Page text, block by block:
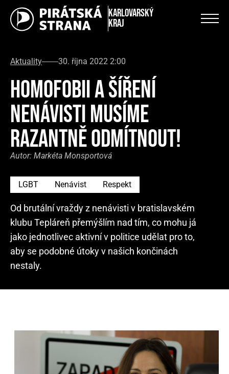
Karlovarský
kraj
Aktuality 30. října 2022 2:00
HOMOFOBII A ŠÍŘENÍ
NENÁVISTI MUSÍME
RAZANTNĚ ODMÍTNOUT!
Autor: Markéta Monsportová
LGBT Nenávist Respekt
Od brutální vraždy z nenávisti v bratislavském
klubu Tepláreň přemýšlím nad tím, co mohu já
jako jednotlivec aktivní v politice udělat pro to,
aby se podobné útoky v našich končinách
nestaly.